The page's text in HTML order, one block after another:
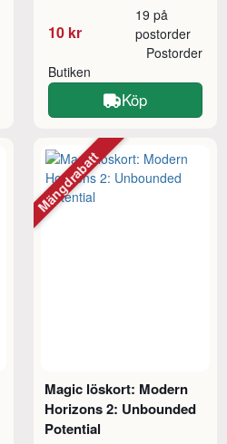
10 kr
19 på
postorder
Butiken
Postorder
Köp
Magic löskort: Modern
Horizons 2: Unbounded
Potential
Mängdrabatt